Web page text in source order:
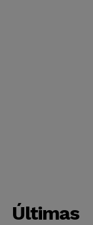
Últimas